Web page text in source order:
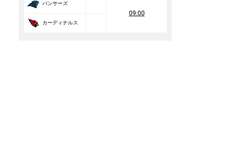
パンサーズ
09:00
カーディナルス